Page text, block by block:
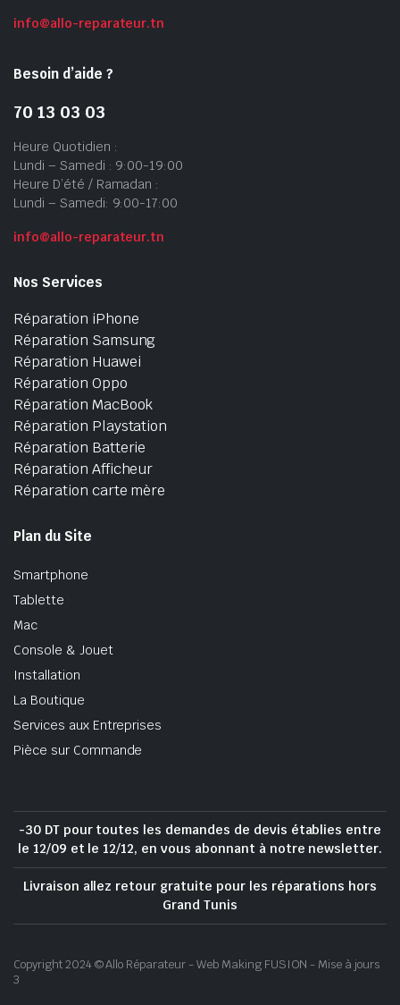
info@allo-reparateur.tn
Besoin d’aide ?
70 13 03 03
Heure Quotidien :
Lundi – Samedi : 9:00-19:00
Heure D’été / Ramadan :
Lundi – Samedi: 9:00-17:00
info@allo-reparateur.tn
Nos Services
Réparation iPhone
Réparation Samsung
Réparation Huawei
Réparation Oppo
Réparation MacBook
Réparation Playstation
Réparation Batterie
Réparation Afficheur
Réparation carte mère
Plan du Site
Smartphone
Tablette
Mac
Console & Jouet
Installation
La Boutique
Services aux Entreprises
Pièce sur Commande
-30 DT pour toutes les demandes de devis établies entre
le 12/09 et le 12/12, en vous abonnant à notre newsletter.
Livraison allez retour gratuite pour les réparations hors
Grand Tunis
Copyright 2024 © Allo Réparateur - Web Making FUSION - Mise à jours
3